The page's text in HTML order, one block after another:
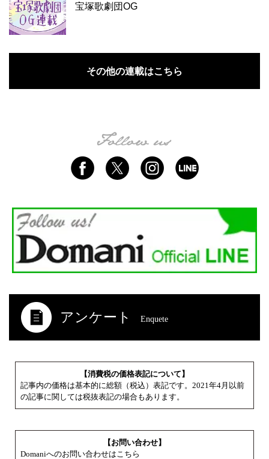
宝塚歌劇団OG
その他の連載はこちら
アンケート Enquete
【消費税の価格表記について】
記事内の価格は基本的に総額（税込）表記です。2021年4月以前
の記事に関しては税抜表記の場合もあります。
【お問い合わせ】
Domaniへのお問い合わせはこちら